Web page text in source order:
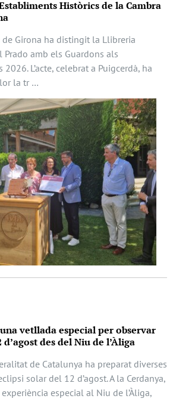
Històrics de la Cambra
de Girona ha distingit la Llibreria
amb els Guardons als
L’acte, celebrat a Puigcerdà, ha
la tr …
vetllada especial per observar
des del Niu de l’Àliga
de Catalunya ha preparat diverses
solar del 12 d’agost. A la Cerdanya,
especial al Niu de l’Àliga,